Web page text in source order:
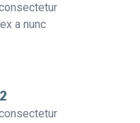
a nunc